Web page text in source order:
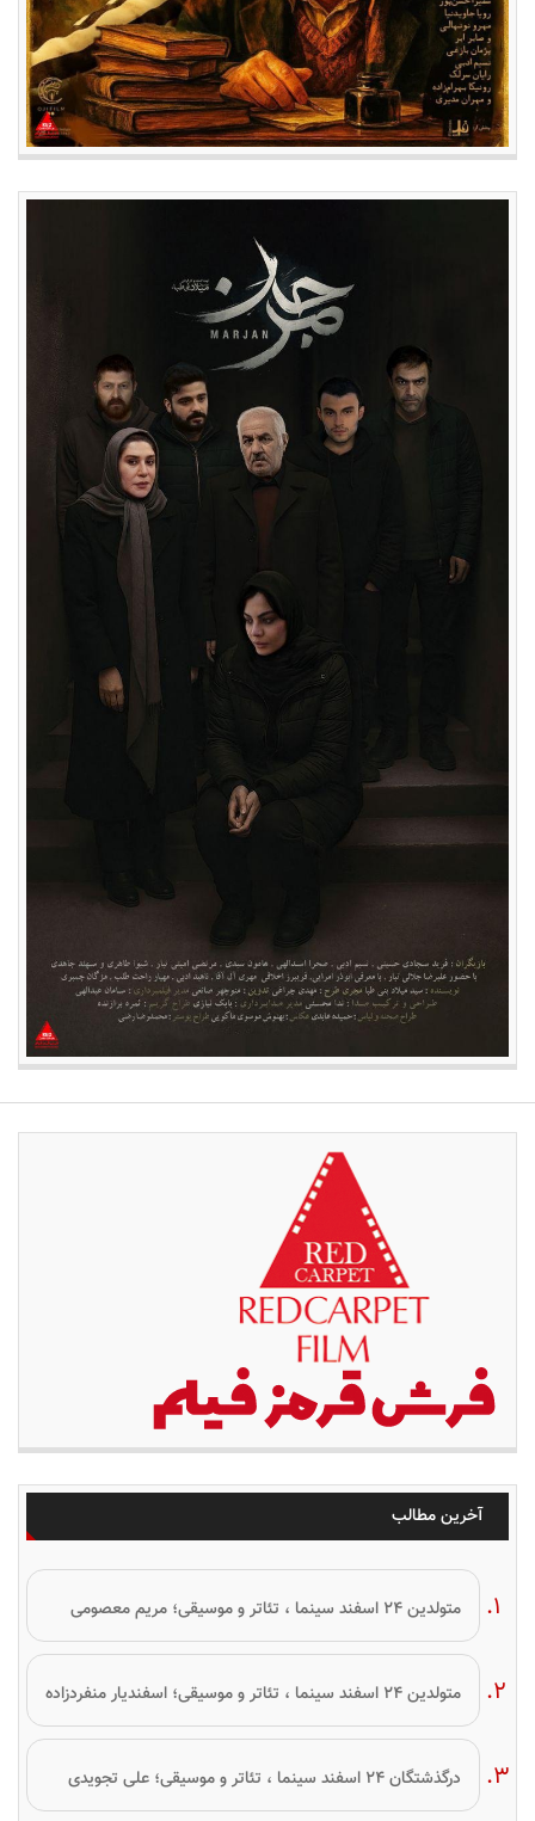
آخرین مطالب
متولدین ۲۴ اسفند سینما ، تئاتر و موسیقی؛ مریم معصومی
متولدین ۲۴ اسفند سینما ، تئاتر و موسیقی؛ اسفندیار منفردزاده
درگذشتگان ۲۴ اسفند سینما ، تئاتر و موسیقی؛ علی تجویدی